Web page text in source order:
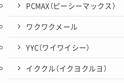
PCMAX（ピーシーマックス）
ワクワクメール
YYC（ワイワイシー）
イククル（イクヨクルヨ）